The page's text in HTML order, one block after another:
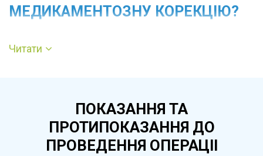
МЕДИКАМЕНТОЗНУ КОРЕКЦІЮ?
Невідкладна корекція потрібна, коли
мозку, серця чи нирок. Такий стан виникає
при стресі, різкому припиненні прийому ліків,
фізичному перевантаженні, вагітності або
Читати
ПОКАЗАННЯ ТА
ПРОТИПОКАЗАННЯ ДО
ПРОВЕДЕННЯ ОПЕРАЦІІ